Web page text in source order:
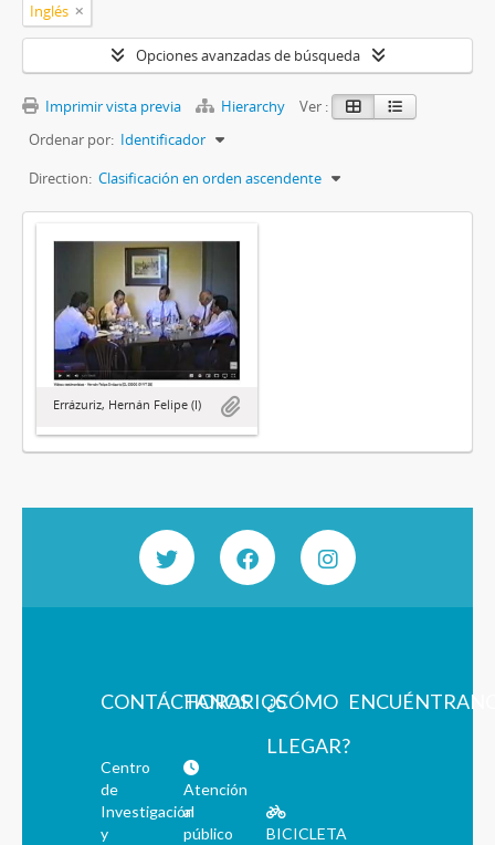
Inglés
Opciones avanzadas de búsqueda
Imprimir vista previa Hierarchy
Ver :
Ordenar por: Identificador
Direction: Clasificación en orden ascendente
Errázuriz, Hernán Felipe (I)
CONTÁCTANOS
Centro
de
Investigación
y
HORARIOS
Atención
al
público
¿CÓMO
LLEGAR?
BICICLETA